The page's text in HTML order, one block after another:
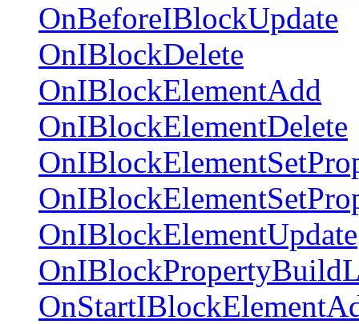
OnBeforeIBlockUpdate
OnIBlockDelete
OnIBlockElementAdd
OnIBlockElementDelete
OnIBlockElementUpdate